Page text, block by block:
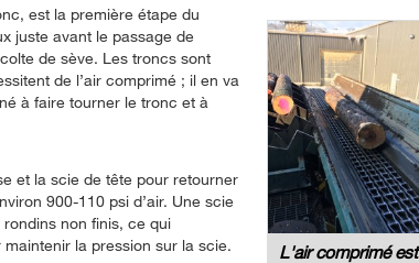
L'air comprimé est
est la première étape du
juste avant le passage de
de sève. Les troncs sont
de l’air comprimé ; il en va
à faire tourner le tronc et à
et la scie de tête pour retourner
900-110 psi d’air. Une scie
non finis, ce qui
la pression sur la scie.